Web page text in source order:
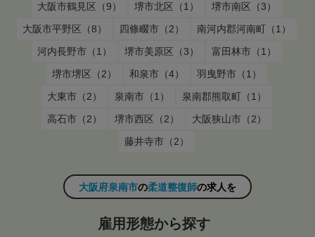
大阪市鶴見区（9）
堺市北区（1）
堺市南区（3）
大阪市平野区（8）
四條畷市（2）
南河内郡河南町（1）
河内長野市（1）
堺市美原区（3）
富田林市（1）
堺市堺区（2）
和泉市（4）
羽曳野市（1）
大東市（2）
泉南市（1）
泉南郡熊取町（1）
高石市（2）
堺市西区（2）
大阪狭山市（2）
藤井寺市（2）
大阪府泉南市の柔道整復師の求人を
雇用形態から探す